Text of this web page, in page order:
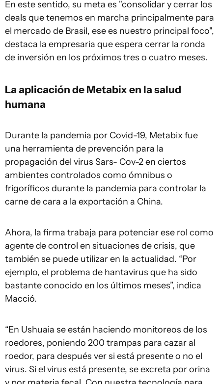
En este sentido, su meta es "consolidar y cerrar los
deals que tenemos en marcha principalmente para
el mercado de Brasil, ese es nuestro principal foco",
destaca la empresaria que espera cerrar la ronda
de inversión en los próximos tres o cuatro meses.
La aplicación de Metabix en la salud
humana
Durante la pandemia por Covid-19, Metabix fue
una herramienta de prevención para la
propagación del virus Sars- Cov-2 en ciertos
ambientes controlados como ómnibus o
frigoríficos durante la pandemia para controlar la
carne de cara a la exportación a China.
Ahora, la firma trabaja para potenciar ese rol como
agente de control en situaciones de crisis, que
también se puede utilizar en la actualidad. “Por
ejemplo, el problema de hantavirus que ha sido
bastante conocido en los últimos meses”, indica
Macció.
“En Ushuaia se están haciendo monitoreos de los
roedores, poniendo 200 trampas para cazar al
roedor, para después ver si está presente o no el
virus. Si el virus está presente, se excreta por orina